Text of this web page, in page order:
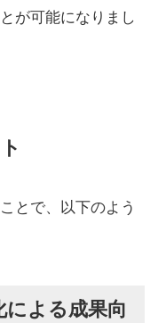
が可能になりまし
とで、以下のよう
よる成果向